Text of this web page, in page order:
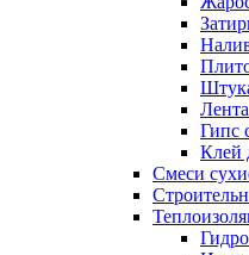
Гипс
Клей
Смеси